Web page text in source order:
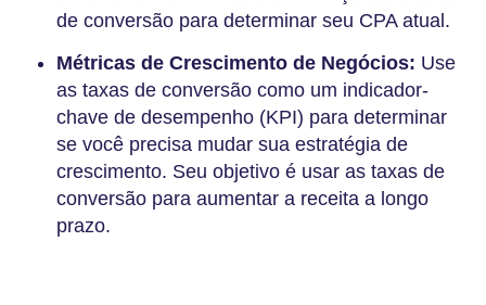
de conversão para determinar seu CPA atual.
Métricas de Crescimento de Negócios: Use
as taxas de conversão como um indicador-
chave de desempenho (KPI) para determinar
se você precisa mudar sua estratégia de
crescimento. Seu objetivo é usar as taxas de
conversão para aumentar a receita a longo
prazo.